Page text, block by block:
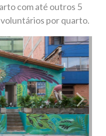
com até outros 5
por quarto.